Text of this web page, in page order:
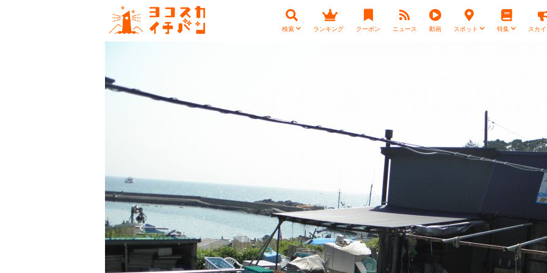
検索 ランキング クーポン ニュース 動画 スポット 特集 スカ